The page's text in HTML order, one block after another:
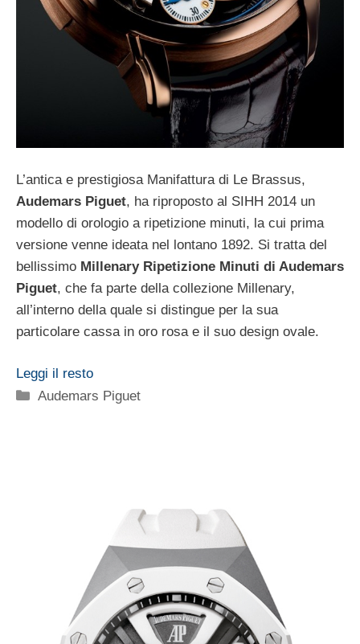
L’antica e prestigiosa Manifattura di Le Brassus,
Audemars Piguet, ha riproposto al SIHH 2014 un
modello di orologio a ripetizione minuti, la cui prima
versione venne ideata nel lontano 1892. Si tratta del
bellissimo Millenary Ripetizione Minuti di Audemars
Piguet, che fa parte della collezione Millenary,
all’interno della quale si distingue per la sua
particolare cassa in oro rosa e il suo design ovale.
Leggi il resto
Categorie
Audemars Piguet